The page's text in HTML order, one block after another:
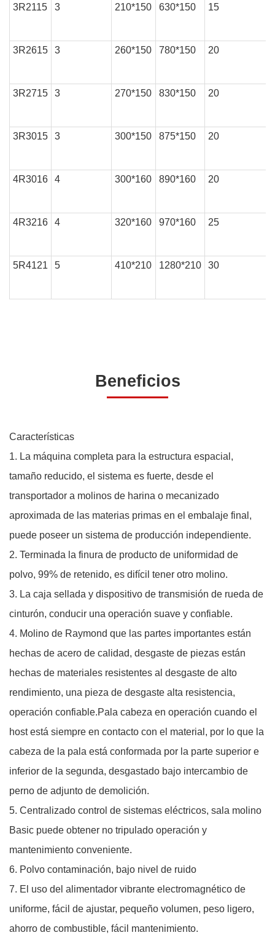
3R2115 3 210*150 630*150 15
3R2615 3 260*150 780*150 20
3R2715 3 270*150 830*150 20
3R3015 3 300*150 875*150 20
4R3016 4 300*160 890*160 20
4R3216 4 320*160 970*160 25
5R4121 5 410*210 1280*210 30
Beneficios
Características
1. La máquina completa para la estructura espacial,
tamaño reducido, el sistema es fuerte, desde el
transportador a molinos de harina o mecanizado
aproximada de las materias primas en el embalaje final,
puede poseer un sistema de producción independiente.
2. Terminada la finura de producto de uniformidad de
polvo, 99% de retenido, es difícil tener otro molino.
3. La caja sellada y dispositivo de transmisión de rueda de
cinturón, conducir una operación suave y confiable.
4. Molino de Raymond que las partes importantes están
hechas de acero de calidad, desgaste de piezas están
hechas de materiales resistentes al desgaste de alto
rendimiento, una pieza de desgaste alta resistencia,
operación confiable.Pala cabeza en operación cuando el
host está siempre en contacto con el material, por lo que la
cabeza de la pala está conformada por la parte superior e
inferior de la segunda, desgastado bajo intercambio de
perno de adjunto de demolición.
5. Centralizado control de sistemas eléctricos, sala molino
Basic puede obtener no tripulado operación y
mantenimiento conveniente.
6. Polvo contaminación, bajo nivel de ruido
7. El uso del alimentador vibrante electromagnético de
uniforme, fácil de ajustar, pequeño volumen, peso ligero,
ahorro de combustible, fácil mantenimiento.